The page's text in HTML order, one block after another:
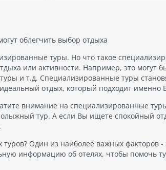
идеальное место для…
облегчить выбор отдыха
туры. Но что такое
или активности. Например, это могут
и т.д. Специализированные туры
отдых, который подходит именно
внимание на специализированные
тур. А если Вы ищете спокойный
Один из наиболее важных факторов -
информацию об отелях, чтобы помочь